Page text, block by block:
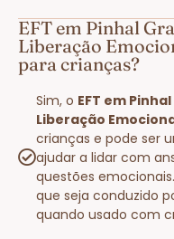
EFT em Pinhal
Liberação
para crianças?
Sim, o EFT em
Liberação
crianças e pode ser
ajudar a lidar com
questões
que seja conduzido
quando usado com